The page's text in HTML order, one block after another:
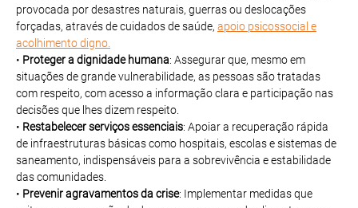
provocada por desastres naturais, guerras ou deslocações
forçadas, através de cuidados de saúde, apoio psicossocial e
acolhimento digno.
• Proteger a dignidade humana: Assegurar que, mesmo em
situações de grande vulnerabilidade, as pessoas são tratadas
com respeito, com acesso a informação clara e participação nas
decisões que lhes dizem respeito.
• Restabelecer serviços essenciais: Apoiar a recuperação rápida
de infraestruturas básicas como hospitais, escolas e sistemas de
saneamento, indispensáveis para a sobrevivência e estabilidade
das comunidades.
• Prevenir agravamentos da crise: Implementar medidas que